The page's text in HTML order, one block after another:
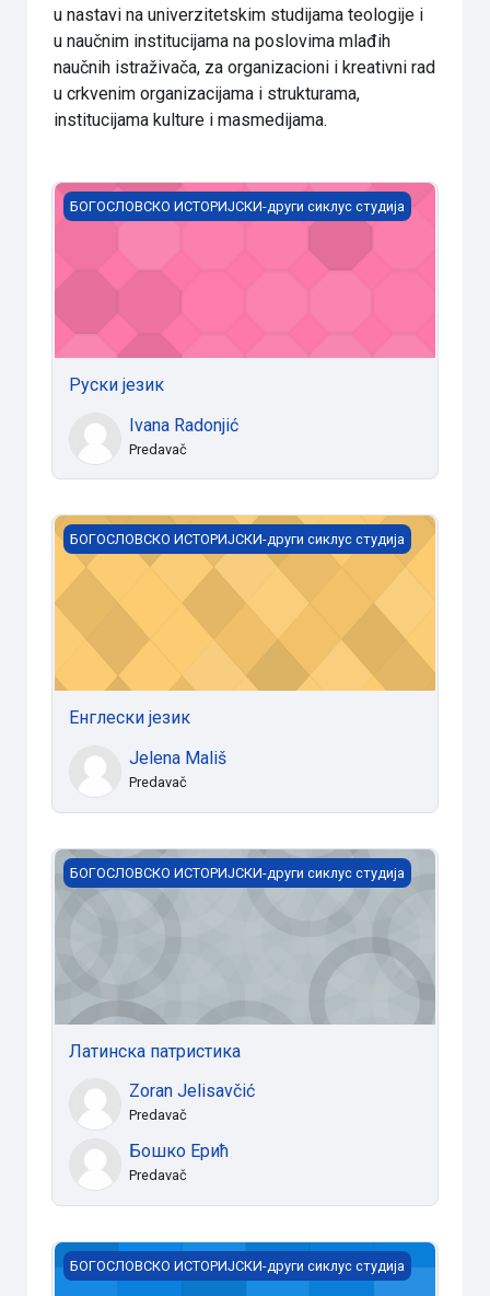
u nastavi na univerzitetskim studijama teologije i
u naučnim institucijama na poslovima mlađih
naučnih istraživača, za organizacioni i kreativni rad
u crkvenim organizacijama i strukturama,
institucijama kulture i masmedijama.
Руски језик
БОГОСЛОВСКО ИСТОРИЈСКИ-други сиклус студија
Руски језик
Ivana Radonjić
Predavač
Енглески језик
БОГОСЛОВСКО ИСТОРИЈСКИ-други сиклус студија
Енглески језик
Jelena Mališ
Predavač
Латинска патристика
БОГОСЛОВСКО ИСТОРИЈСКИ-други сиклус студија
Латинска патристика
Zoran Jelisavčić
Predavač
Бошко Ерић
Predavač
Јудеохришћанство - ислам
БОГОСЛОВСКО ИСТОРИЈСКИ-други сиклус студија